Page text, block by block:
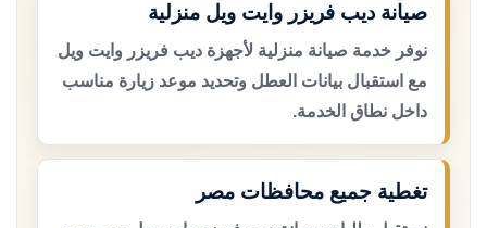
صيانة ديب فريزر وايت ويل منزلية
نوفر خدمة صيانة منزلية لأجهزة ديب فريزر وايت ويل
مع استقبال بيانات العطل وتحديد موعد زيارة مناسب
داخل نطاق الخدمة.
تغطية جميع محافظات مصر